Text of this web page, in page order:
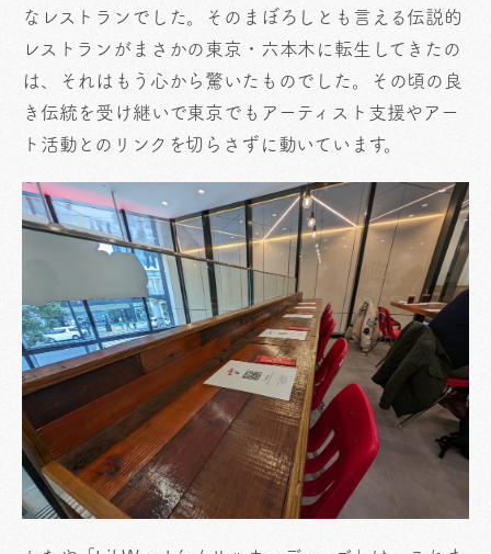
なレストランでした。そのまぼろしとも言える伝説的
レストランがまさかの東京・六本木に転生してきたの
は、それはもう心から驚いたものでした。その頃の良
き伝統を受け継いで東京でもアーティスト支援やアー
ト活動とのリンクを切らさずに動いています。